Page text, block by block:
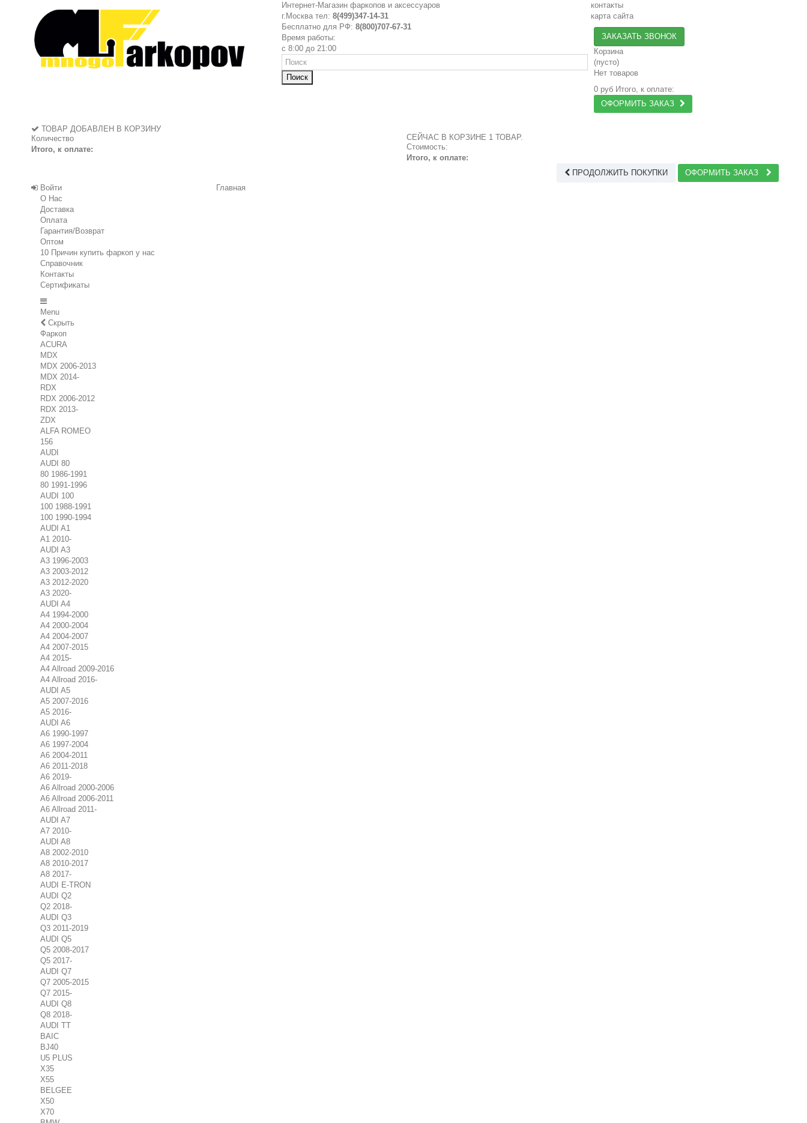
Интернет-Магазин фаркопов и аксессуаров
г.Москва тел: 8(499)347-14-31
Бесплатно для РФ: 8(800)707-67-31
Время работы:
с 8:00 до 21:00
Поиск
контакты
карта сайта
ЗАКАЗАТЬ ЗВОНОК
Корзина
(пусто)
Нет товаров
0 руб Итого, к оплате:
ОФОРМИТЬ ЗАКАЗ
ТОВАР ДОБАВЛЕН В КОРЗИНУ
Количество
Итого, к оплате:
СЕЙЧАС В КОРЗИНЕ 1 ТОВАР.
Стоимость:
Итого, к оплате:
ПРОДОЛЖИТЬ ПОКУПКИ
ОФОРМИТЬ ЗАКАЗ
Войти
Главная
О Нас
Доставка
Оплата
Гарантия/Возврат
Оптом
10 Причин купить фаркоп у нас
Справочник
Контакты
Сертификаты
Menu
Скрыть
Фаркоп
ACURA
MDX
MDX 2006-2013
MDX 2014-
RDX
RDX 2006-2012
RDX 2013-
ZDX
ALFA ROMEO
156
AUDI
AUDI 80
80 1986-1991
80 1991-1996
AUDI 100
100 1988-1991
100 1990-1994
AUDI A1
A1 2010-
AUDI A3
A3 1996-2003
A3 2003-2012
A3 2012-2020
A3 2020-
AUDI A4
A4 1994-2000
A4 2000-2004
A4 2004-2007
A4 2007-2015
A4 2015-
A4 Allroad 2009-2016
A4 Allroad 2016-
AUDI A5
A5 2007-2016
A5 2016-
AUDI A6
A6 1990-1997
A6 1997-2004
A6 2004-2011
A6 2011-2018
A6 2019-
A6 Allroad 2000-2006
A6 Allroad 2006-2011
A6 Allroad 2011-
AUDI A7
A7 2010-
AUDI A8
A8 2002-2010
A8 2010-2017
A8 2017-
AUDI E-TRON
AUDI Q2
Q2 2018-
AUDI Q3
Q3 2011-2019
AUDI Q5
Q5 2008-2017
Q5 2017-
AUDI Q7
Q7 2005-2015
Q7 2015-
AUDI Q8
Q8 2018-
AUDI TT
BAIC
BJ40
U5 PLUS
X35
X55
BELGEE
X50
X70